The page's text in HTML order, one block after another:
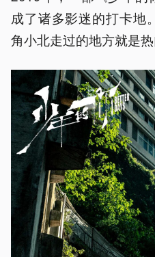
成了诸多影迷的打卡地
角小北走过的地方就是热